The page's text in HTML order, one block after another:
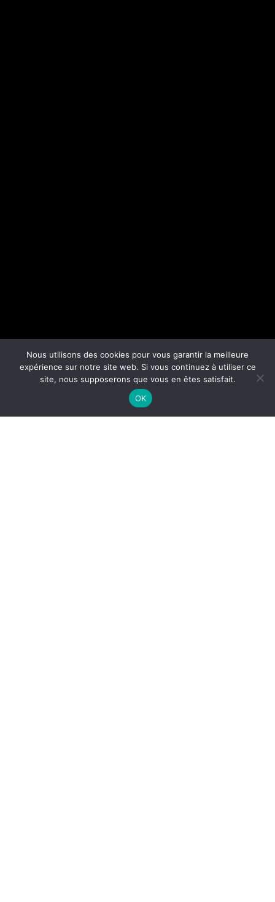
Nous utilisons des cookies pour vous garantir la meilleure
expérience sur notre site web. Si vous continuez à utiliser ce
site, nous supposerons que vous en êtes satisfait.
OK